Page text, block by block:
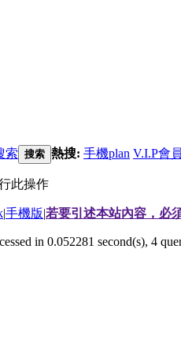
索 搜索 熱搜: 手機plan V.I.P會員
此操作
|手機版|若要引述本站內容，必
in 0.052281 second(s), 4